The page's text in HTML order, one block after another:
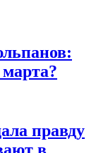
правду